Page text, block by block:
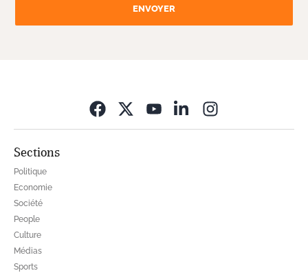
ENVOYER
Sections
Politique
Economie
Société
People
Culture
Médias
Sports